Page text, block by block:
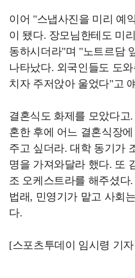
이어 "스냅사진을 미리 예
이 됐다. 장모님한테도 미
동하시더라"며 "노트르담
나타났다. 외국인들도 도
치자 주저앉아 울었다"고
결혼식도 화제를 모았다고
혼한 후에 어느 결혼식장
주고 싶더라. 대학 동기가
명을 가져와달라 했다. 또
조 오케스트라를 해주셨다
법래, 민영기가 맡고 사회
다.
[스포츠투데이 임시령 기자